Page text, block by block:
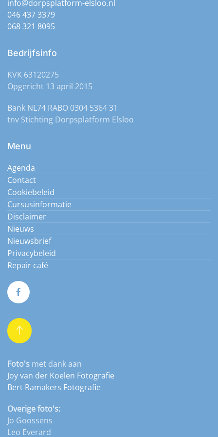
december 2026 🕐 13:30)
Spellenmiddag - elke maandag - vrije inloop
december 2026 🕐 13:30)
december 2026 🕐 13:30)
info@dorpsplatform-elsloo.nl
046 437 3379
068 321 8095
Bedrijfsinfo
KVK 63120275
Opgericht 13 april 2015
Bank NL74 RABO 0304 5364 31
tnv Stichting Dorpsplatform Elsloo
Menu
Agenda
Contact
Cookiebeleid
Cursusinformatie
Disclaimer
Nieuws
Nieuwsbrief
Privacybeleid
Repair café
Foto's met dank aan
Joy van der Koelen Fotografie
Bert Ramakers Fotografie
Overige foto's:
Jo Goossens
Leo Everard